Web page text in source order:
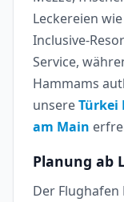
Leckereien
Inclusive-
Service,
Hammams
unsereTürkei
am Main
Planung ab
Der Flughafen